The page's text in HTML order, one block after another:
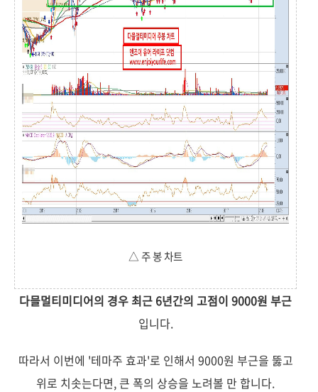
△ 주 봉 차트
다믈멀티미디어의 경우 최근 6년간의 고점이 9000원 부근
입니다.
따라서 이번에 '테마주 효과'로 인해서 9000원 부근을 뚫고
위로 치솟는다면, 큰 폭의 상승을 노려볼 만 합니다.